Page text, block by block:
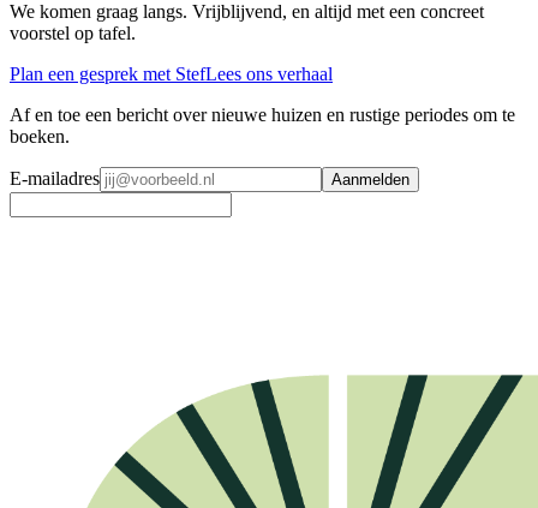
We komen graag langs. Vrijblijvend, en altijd met een concreet
voorstel op tafel.
Plan een gesprek met StefLees ons verhaal
Af en toe een bericht over nieuwe huizen en rustige periodes om te
boeken.
E-mailadres Aanmelden